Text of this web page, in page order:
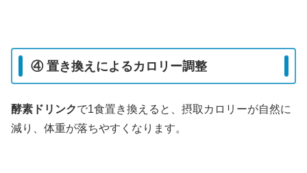
④ 置き換えによるカロリー調整
酵素ドリンクで1食置き換えると、摂取カロリーが自然に
減り、体重が落ちやすくなります。